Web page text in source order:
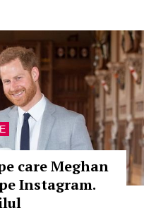
care Meghan
Instagram.